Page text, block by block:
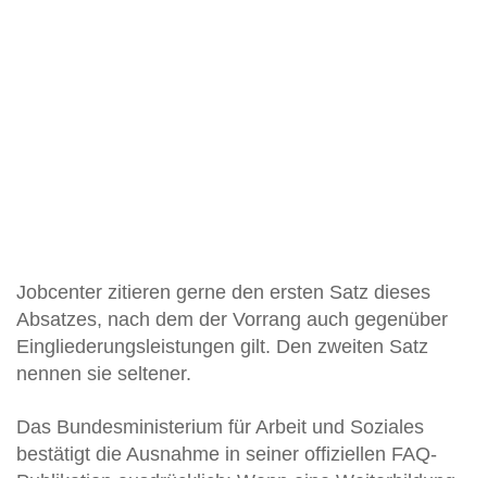
Jobcenter zitieren gerne den ersten Satz dieses
Absatzes, nach dem der Vorrang auch gegenüber
Eingliederungsleistungen gilt. Den zweiten Satz
nennen sie seltener.
Das Bundesministerium für Arbeit und Soziales
bestätigt die Ausnahme in seiner offiziellen FAQ-